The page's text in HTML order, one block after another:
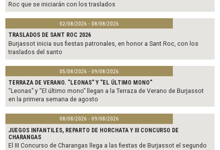
Roc que se iniciarán con los traslados
02/08/2026 - 08/08/2026
TRASLADOS DE SANT ROC 2026
Burjassot inicia sus fiestas patronales, en honor a Sant Roc, con los
traslados del santo
05/08/2026 - 09/08/2026
TERRAZA DE VERANO. "LEONAS" Y "EL ÚLTIMO MONO"
“Leonas” y “El último mono” llegan a la Terraza de Verano de Burjassot
en la primera semana de agosto
08/08/2026 - 09/08/2026
JUEGOS INFANTILES, REPARTO DE HORCHATA Y III CONCURSO DE
CHARANGAS
El III Concurso de Charangas llega a las fiestas de Burjassot el segundo